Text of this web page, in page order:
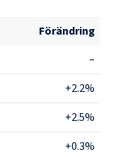
Förändring
–
+2.2%
+2.5%
+0.3%